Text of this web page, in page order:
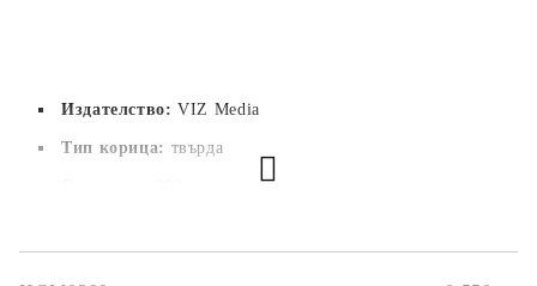
Издателство:VIZ Media
Тип корица: твърда